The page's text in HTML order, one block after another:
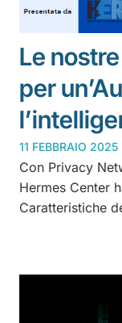
Le
per
11 FEBBRAIO 2025
Con Privacy
Hermes Center
Caratteristiche